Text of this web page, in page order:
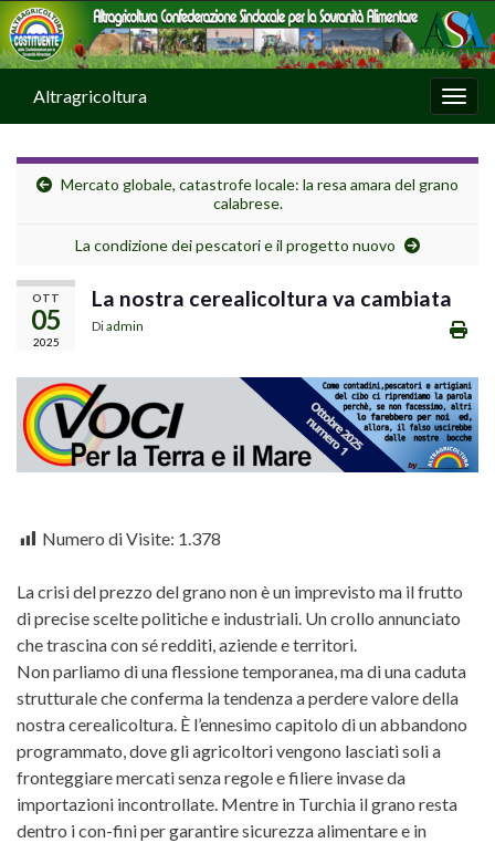
Altragricoltura
Mercato globale, catastrofe locale: la resa amara del grano
calabrese.
La condizione dei pescatori e il progetto nuovo
OTT
05
2025
La nostra cerealicoltura va cambiata
Diadmin
Numero di Visite: 1.378
La crisi del prezzo del grano non è un imprevisto ma il frutto
di precise scelte politiche e industriali. Un crollo annunciato
che trascina con sé redditi, aziende e territori.
Non parliamo di una flessione temporanea, ma di una caduta
strutturale che conferma la tendenza a perdere valore della
nostra cerealicoltura. È l’ennesimo capitolo di un abbandono
programmato, dove gli agricoltori vengono lasciati soli a
fronteggiare mercati senza regole e filiere invase da
importazioni incontrollate. Mentre in Turchia il grano resta
dentro i con-fini per garantire sicurezza alimentare e in